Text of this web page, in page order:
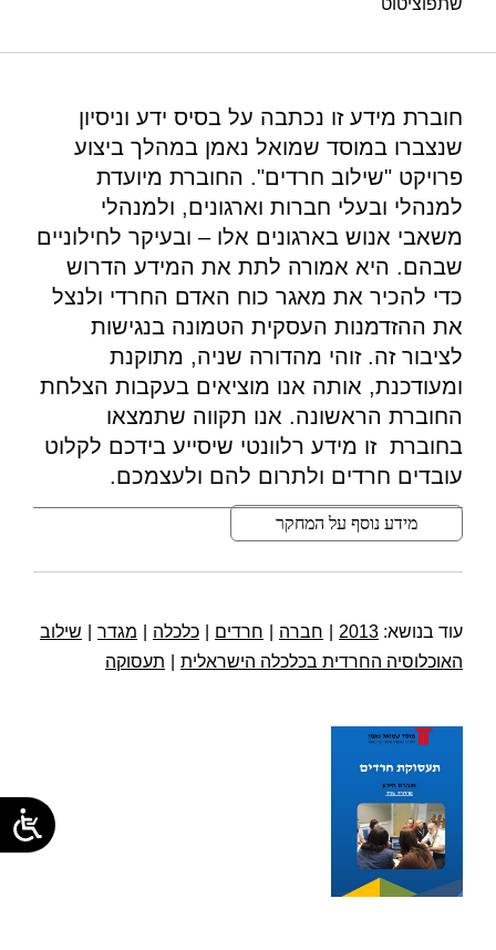
שתפוציטוט
חוברת מידע זו נכתבה על בסיס ידע וניסיון
שנצברו במוסד שמואל נאמן במהלך ביצוע
פרויקט "שילוב חרדים". החוברת מיועדת
למנהלי ובעלי חברות וארגונים, ולמנהלי
משאבי אנוש בארגונים אלו – ובעיקר לחילוניים
שבהם. היא אמורה לתת את המידע הדרוש
כדי להכיר את מאגר כוח האדם החרדי ולנצל
את ההזדמנות העסקית הטמונה בנגישות
לציבור זה. זוהי מהדורה שניה, מתוקנת
ומעודכנת, אותה אנו מוציאים בעקבות הצלחת
החוברת הראשונה. אנו תקווה שתמצאו
בחוברת זו מידע רלוונטי שיסייע בידכם לקלוט
עובדים חרדים ולתרום להם ולעצמכם.
מידע נוסף על המחקר
עוד בנושא: 2013 חברה חרדים כלכלה מגדר
שילוב
האוכלוסיה החרדית בכלכלה הישראלית
תעסוקה